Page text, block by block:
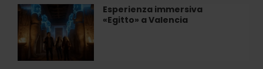
Esperienza immersiva
«Egitto» a Valencia
Esperienza
immersiva
«Egitto»
a
Valencia